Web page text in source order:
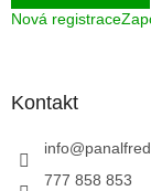
Nová registrace
Kontakt
info@
777 858 853